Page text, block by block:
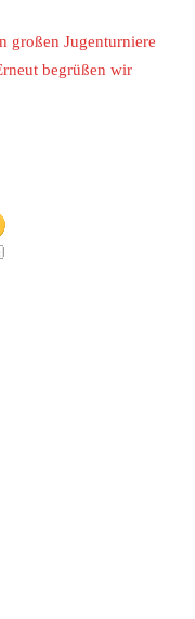
großen Jugenturniere
begrüßen wir